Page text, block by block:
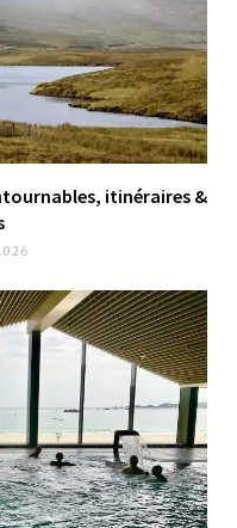
itinéraires &